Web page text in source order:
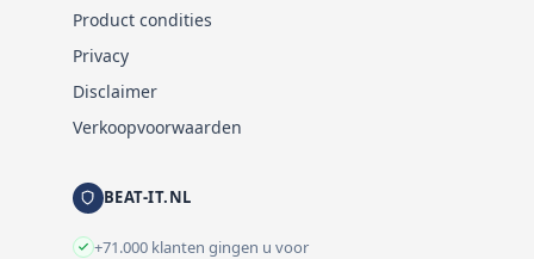
Product condities
Privacy
Disclaimer
Verkoopvoorwaarden
BEAT-IT.NL
+71.000 klanten gingen u voor